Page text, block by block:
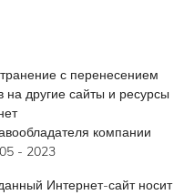
с перенесением
другие сайты и ресурсы
компании
- 2023
Интернет-сайт носит